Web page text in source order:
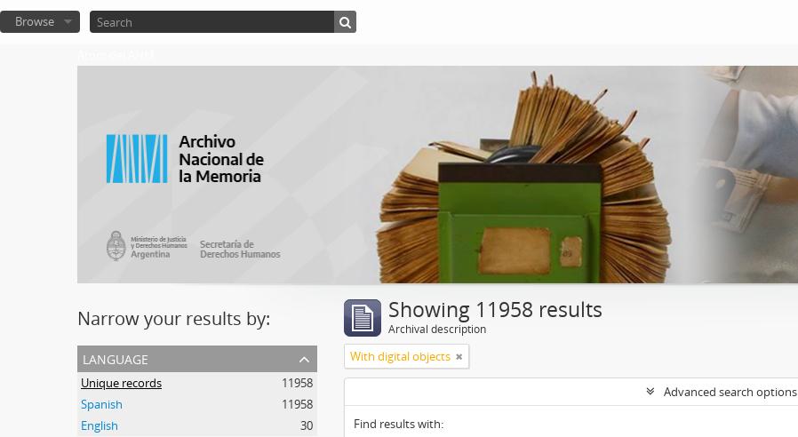
Browse
Narrow your results by:
language
Unique records
11958
Spanish
11958
English
30
Showing 11958 results
Archival description
With digital objects
Advanced search options
Find results with: